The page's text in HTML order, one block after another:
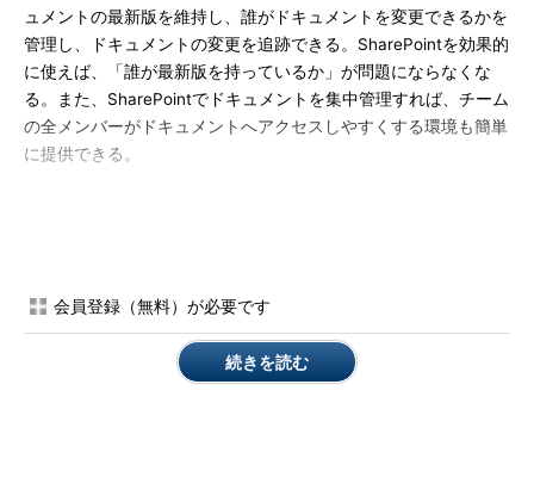
ュメントの最新版を維持し、誰がドキュメントを変更できるかを
管理し、ドキュメントの変更を追跡できる。SharePointを効果的
に使えば、「誰が最新版を持っているか」が問題にならなくな
る。また、SharePointでドキュメントを集中管理すれば、チーム
の全メンバーがドキュメントへアクセスしやすくする環境も簡単
に提供できる。
で電子メールで連絡を取り合うのは、時間がかかり、効率が悪
い。
そこで、チームメンバーに「Outlook Calendar」での共有方法
会員登録（無料）が必要です
続きを読む